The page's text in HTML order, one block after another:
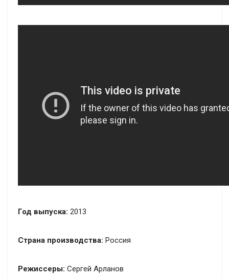
Год выпуска: 2013
Страна производства: Россия
Режиссеры: Сергей Арланов